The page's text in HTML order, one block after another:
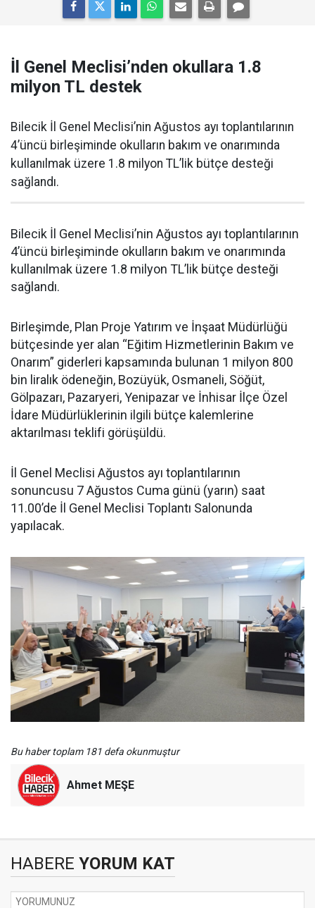
İl Genel Meclisi’nden okullara 1.8
milyon TL destek
Bilecik İl Genel Meclisi’nin Ağustos ayı toplantılarının
4’üncü birleşiminde okulların bakım ve onarımında
kullanılmak üzere 1.8 milyon TL’lik bütçe desteği
sağlandı.
Bilecik İl Genel Meclisi’nin Ağustos ayı toplantılarının
4’üncü birleşiminde okulların bakım ve onarımında
kullanılmak üzere 1.8 milyon TL’lik bütçe desteği
sağlandı.
Birleşimde, Plan Proje Yatırım ve İnşaat Müdürlüğü
bütçesinde yer alan “Eğitim Hizmetlerinin Bakım ve
Onarım” giderleri kapsamında bulunan 1 milyon 800
bin liralık ödeneğin, Bozüyük, Osmaneli, Söğüt,
Gölpazarı, Pazaryeri, Yenipazar ve İnhisar İlçe Özel
İdare Müdürlüklerinin ilgili bütçe kalemlerine
aktarılması teklifi görüşüldü.
İl Genel Meclisi Ağustos ayı toplantılarının
sonuncusu 7 Ağustos Cuma günü (yarın) saat
11.00’de İl Genel Meclisi Toplantı Salonunda
yapılacak.
Bu haber toplam 181 defa okunmuştur
Ahmet MEŞE
HABERE YORUM KAT